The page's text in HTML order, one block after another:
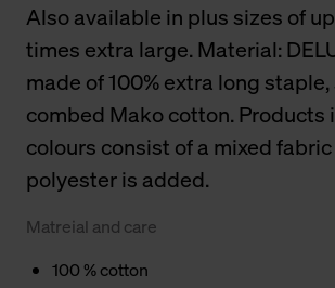
Also available in plus sizes of
times extra large. Material:
made of 100% extra long
combed Mako cotton. Products
colours consist of a mixed
polyester is added.
Matreial and care
100 % cotton